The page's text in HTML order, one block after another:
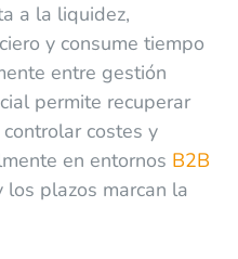
a la liquidez,
y consume tiempo
entre gestión
permite recuperar
costes y
en entornos B2B
plazos marcan la